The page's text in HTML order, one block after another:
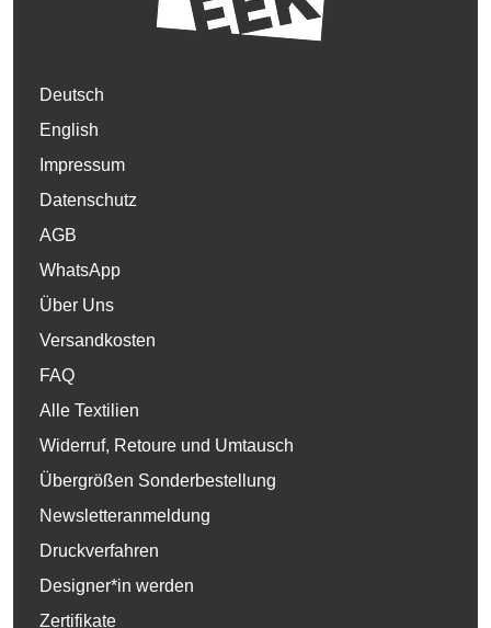
Deutsch
English
Impressum
Datenschutz
AGB
WhatsApp
Über Uns
Versandkosten
FAQ
Alle Textilien
Widerruf, Retoure und Umtausch
Übergrößen Sonderbestellung
Newsletteranmeldung
Druckverfahren
Designer*in werden
Zertifikate